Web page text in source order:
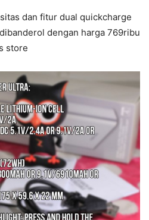
dan fitur dual quickcharge
dengan harga 769ribu
store